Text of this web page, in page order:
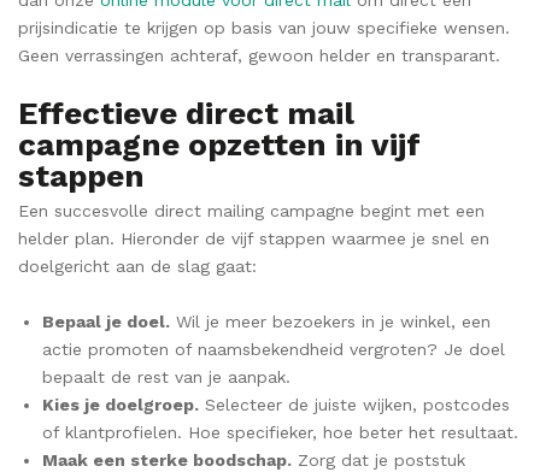
prijsindicatie te krijgen op basis van jouw specifieke wensen.
Geen verrassingen achteraf, gewoon helder en transparant.
Effectieve direct mail
campagne opzetten in vijf
stappen
Een succesvolle direct mailing campagne begint met een
helder plan. Hieronder de vijf stappen waarmee je snel en
doelgericht aan de slag gaat:
Bepaal je doel. Wil je meer bezoekers in je winkel, een
actie promoten of naamsbekendheid vergroten? Je doel
bepaalt de rest van je aanpak.
Kies je doelgroep. Selecteer de juiste wijken, postcodes
of klantprofielen. Hoe specifieker, hoe beter het resultaat.
Maak een sterke boodschap. Zorg dat je poststuk